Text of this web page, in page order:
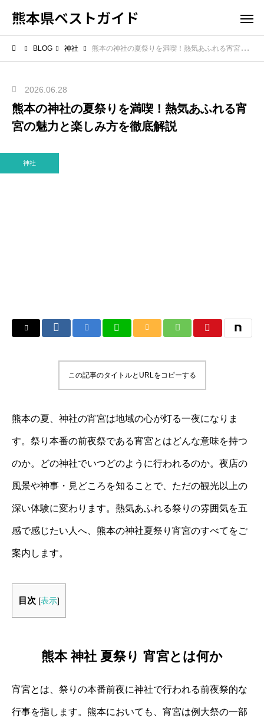
熊本県ベストガイド
BLOG 神社 熊本の神社の夏祭りを満喫！熱気あふれる宵宮の魅力と楽しみ方を徹底解説
2026.06.28
熊本の神社の夏祭りを満喫！熱気あふれる宵
宮の魅力と楽しみ方を徹底解説
神社
この記事のタイトルとURLをコピーする
熊本の夏、神社の宵宮は地域の心が灯る一夜になりま
す。祭り本番の前夜祭である宵宮とはどんな意味を持つ
のか。どの神社でいつどのように行われるのか。夜店の
風景や神事・見どころを知ることで、ただの観光以上の
深い体験に変わります。熱気あふれる祭りの雰囲気を五
感で感じたい人へ、熊本の神社夏祭り宵宮のすべてをご
案内します。
目次 [表示]
熊本 神社 夏祭り 宵宮とは何か
宵宮とは、祭りの本番前夜に神社で行われる前夜祭的な
行事を指します。熊本においても、宵宮は例大祭の一部